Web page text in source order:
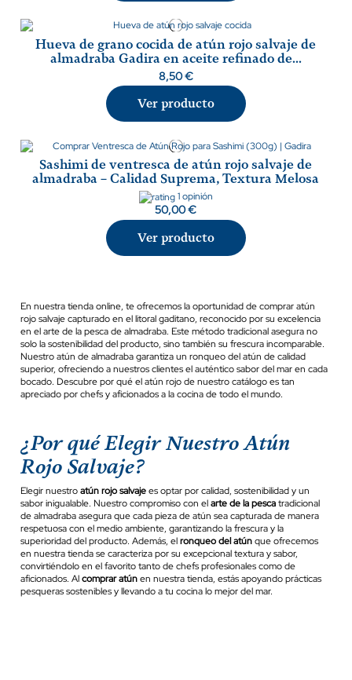
Hueva de grano cocida de atún rojo salvaje de
almadraba Gadira en aceite refinado de...
8,50 €
Ver producto
Sashimi de ventresca de atún rojo salvaje de
almadraba – Calidad Suprema, Textura Melosa
1 opinión
50,00 €
Ver producto
En nuestra tienda online, te ofrecemos la oportunidad de comprar atún
rojo salvaje capturado en el litoral gaditano, reconocido por su excelencia
en el arte de la pesca de almadraba. Este método tradicional asegura no
solo la sostenibilidad del producto, sino también su frescura incomparable.
Nuestro atún de almadraba garantiza un ronqueo del atún de calidad
superior, ofreciendo a nuestros clientes el auténtico sabor del mar en cada
bocado. Descubre por qué el atún rojo de nuestro catálogo es tan
apreciado por chefs y aficionados a la cocina de todo el mundo.
¿Por qué Elegir Nuestro Atún
Rojo Salvaje?
Elegir nuestroatún rojo salvajees optar por calidad, sostenibilidad y un
sabor inigualable. Nuestro compromiso con elarte de la pescatradicional
de almadraba asegura que cada pieza de atún sea capturada de manera
respetuosa con el medio ambiente, garantizando la frescura y la
superioridad del producto. Además, elronqueo del atúnque ofrecemos
en nuestra tienda se caracteriza por su excepcional textura y sabor,
convirtiéndolo en el favorito tanto de chefs profesionales como de
aficionados. Alcomprar atúnen nuestra tienda, estás apoyando prácticas
pesqueras sostenibles y llevando a tu cocina lo mejor del mar.